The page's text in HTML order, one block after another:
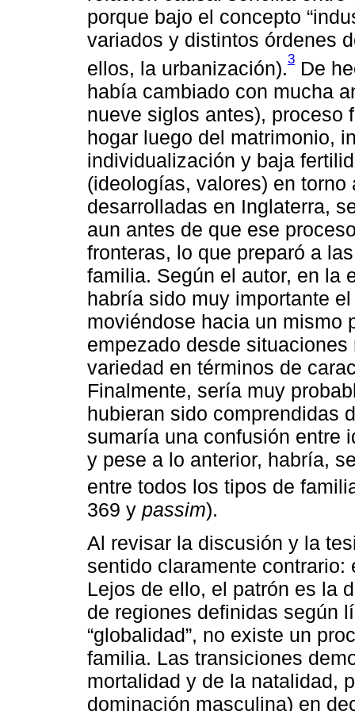
porque bajo el concepto
variados y distintos órdenes
ellos, la urbanización).3 De
había cambiado con mucha
nueve siglos antes), proceso
hogar luego del matrimonio,
individualización y baja
(ideologías, valores) en
desarrolladas en Inglaterra,
aun antes de que ese
fronteras, lo que preparó a
familia. Según el autor, en la
habría sido muy importante
moviéndose hacia un mismo
empezado desde
variedad en términos de
Finalmente, sería muy
hubieran sido comprendidas
sumaría una confusión entre
y pese a lo anterior, habría,
entre todos los tipos de
369 y passim).
Al revisar la discusión y la
sentido claramente
Lejos de ello, el patrón es la
de regiones definidas según
“globalidad”, no existe un
familia. Las transiciones
mortalidad y de la natalidad,
dominación masculina) en